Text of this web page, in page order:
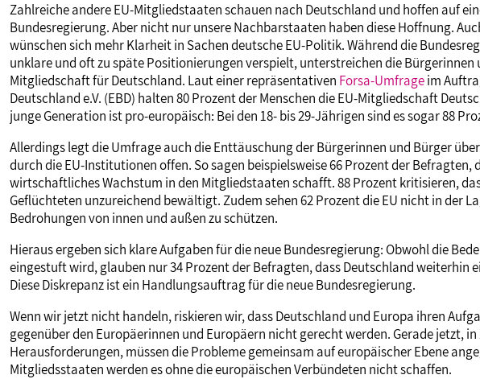
Zahlreiche andere EU-Mitgliedstaaten schauen nach Deutschland und hoffen auf
Bundesregierung. Aber nicht nur unsere Nachbarstaaten haben diese Hoffnung.
wünschen sich mehr Klarheit in Sachen deutsche EU-Politik. Während die
unklare und oft zu späte Positionierungen verspielt, unterstreichen die Bürgerinnen
Mitgliedschaft für Deutschland. Laut einer repräsentativen Forsa-Umfrageim
Deutschland e.V. (EBD) halten 80 Prozent der Menschen die EU-Mitgliedschaft
junge Generation ist pro-europäisch: Bei den 18- bis 29-Jährigen sind es sogar 88
Allerdings legt die Umfrage auch die Enttäuschung der Bürgerinnen und Bürger
durch die EU-Institutionen offen. So sagen beispielsweise 66 Prozent der Befragten,
wirtschaftliches Wachstum in den Mitgliedstaaten schafft. 88 Prozent kritisieren,
Geflüchteten unzureichend bewältigt. Zudem sehen 62 Prozent die EU nicht in der
Bedrohungen von innen und außen zu schützen.
Hieraus ergeben sich klare Aufgaben für die neue Bundesregierung: Obwohl die
eingestuft wird, glauben nur 34 Prozent der Befragten, dass Deutschland weiterhin
Diese Diskrepanz ist ein Handlungsauftrag für die neue Bundesregierung.
Wenn wir jetzt nicht handeln, riskieren wir, dass Deutschland und Europa ihren
gegenüber den Europäerinnen und Europäern nicht gerecht werden. Gerade jetzt,
Herausforderungen, müssen die Probleme gemeinsam auf europäischer Ebene
Mitgliedsstaaten werden es ohne die europäischen Verbündeten nicht schaffen.